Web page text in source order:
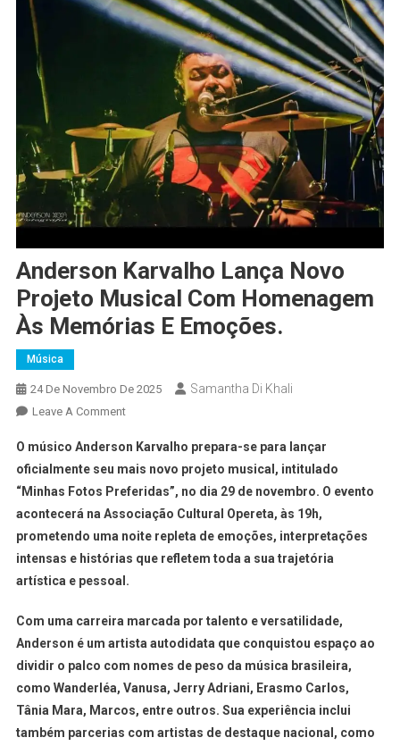
Anderson Karvalho Lança Novo
Projeto Musical Com Homenagem
Às Memórias E Emoções.
Música
24 De Novembro De 2025 Samantha Di Khali
Leave A Comment
O músico Anderson Karvalho prepara-se para lançar
oficialmente seu mais novo projeto musical, intitulado
“Minhas Fotos Preferidas”, no dia 29 de novembro. O evento
acontecerá na Associação Cultural Opereta, às 19h,
prometendo uma noite repleta de emoções, interpretações
intensas e histórias que refletem toda a sua trajetória
artística e pessoal.
Com uma carreira marcada por talento e versatilidade,
Anderson é um artista autodidata que conquistou espaço ao
dividir o palco com nomes de peso da música brasileira,
como Wanderléa, Vanusa, Jerry Adriani, Erasmo Carlos,
Tânia Mara, Marcos, entre outros. Sua experiência inclui
também parcerias com artistas de destaque nacional, como